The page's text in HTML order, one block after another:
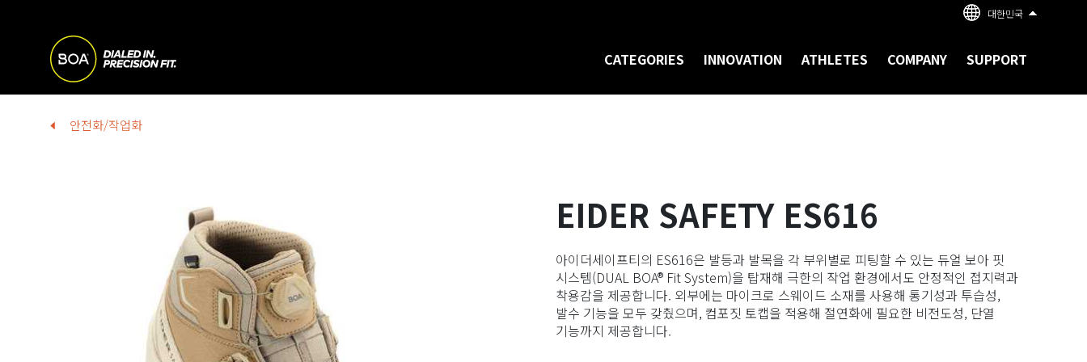
대한민국
A
N
N
A
CATEGORIES INNOVATION ATHLETES COMPANY SUPPORT
Begin main content
안전화/작업화
EIDER SAFETY ES616
아이더세이프티의 ES616은 발등과 발목을 각 부위별로 피팅할 수 있는 듀얼 보아 핏
시스템(DUAL BOA® Fit System)을 탑재해 극한의 작업 환경에서도 안정적인 접지력과
착용감을 제공합니다. 외부에는 마이크로 스웨이드 소재를 사용해 통기성과 투습성,
발수 기능을 모두 갖췄으며, 컴포짓 토캡을 적용해 절연화에 필요한 비전도성, 단열
기능까지 제공합니다.